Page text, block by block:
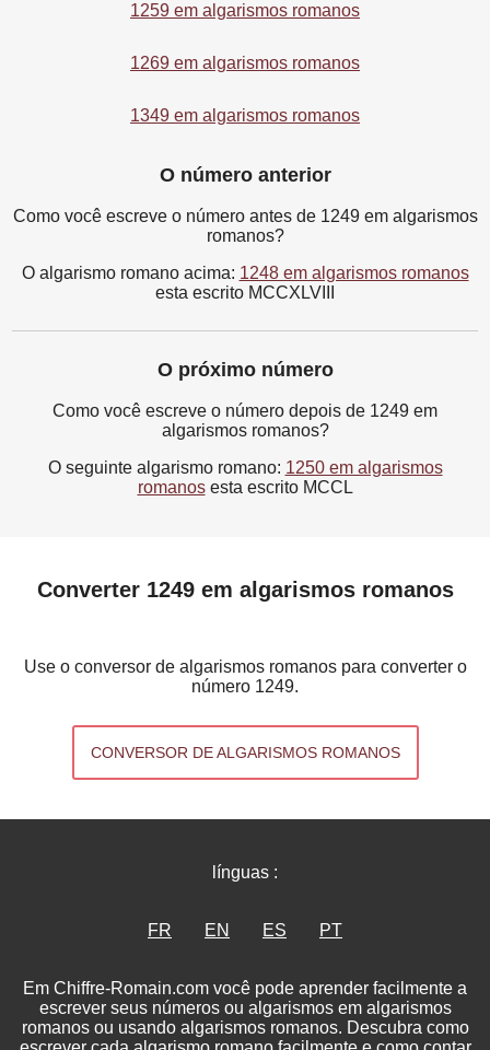
1259 em algarismos romanos
1269 em algarismos romanos
1349 em algarismos romanos
O número anterior
Como você escreve o número antes de 1249 em algarismos
romanos?
O algarismo romano acima: 1248 em algarismos romanos
esta escrito MCCXLVIII
O próximo número
Como você escreve o número depois de 1249 em
algarismos romanos?
O seguinte algarismo romano: 1250 em algarismos
romanosesta escrito MCCL
Converter 1249 em algarismos romanos
Use o conversor de algarismos romanos para converter o
número 1249.
CONVERSOR DE ALGARISMOS ROMANOS
línguas :
FR EN ES PT
Em Chiffre-Romain.com você pode aprender facilmente a
escrever seus números ou algarismos em algarismos
romanos ou usando algarismos romanos. Descubra como